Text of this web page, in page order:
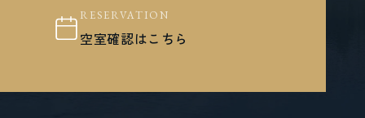
RESERVATION
空室確認はこちら